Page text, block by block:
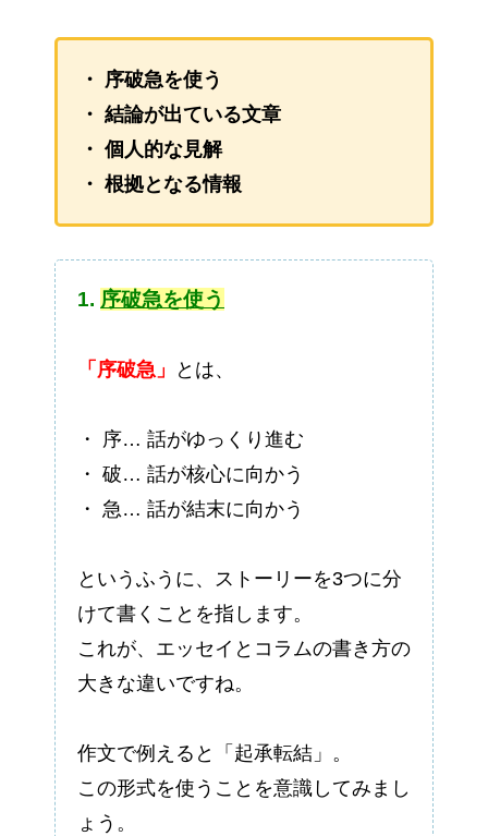
・ 序破急を使う
・ 結論が出ている文章
・ 個人的な見解
・ 根拠となる情報
1. 序破急を使う
「序破急」 とは、
・ 序… 話がゆっくり進む
・ 破… 話が核心に向かう
・ 急… 話が結末に向かう
というふうに、ストーリーを3つに分
けて書くことを指します。
これが、エッセイとコラムの書き方の
大きな違いですね。
作文で例えると「起承転結」。
この形式を使うことを意識してみまし
ょう。